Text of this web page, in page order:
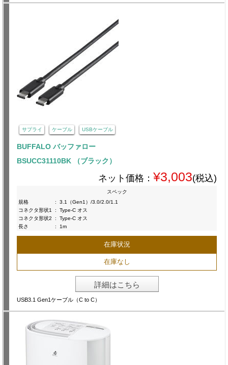
サプライ ケーブル USBケーブル
BUFFALO バッファロー
BSUCC31110BK （ブラック）
ネット価格： ¥3,003(税込)
スペック
規格
:
3.1（Gen1）/3.0/2.0/1.1
コネクタ形状1
:
Type-C オス
コネクタ形状2
:
Type-C オス
長さ
: 1m
在庫状況
在庫なし
詳細はこちら
USB3.1 Gen1ケーブル（C to C）